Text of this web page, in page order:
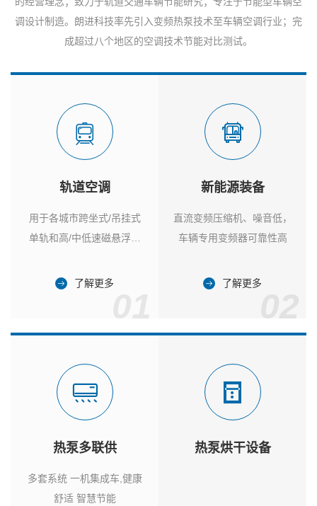
调设计制造。朗进科技率先引入变频热泵技术至车辆空调行业；完
成超过八个地区的空调技术节能对比测试。
轨道空调
用于各城市跨坐式/吊挂式
单轨和高/中低速磁悬浮列
了解更多
新能源装备
直流变频压缩机、噪音低，
车辆专用变频器可靠性高
了解更多
热泵多联供
多套系统 一机集成车,健康
舒适 智慧节能
热泵烘干设备